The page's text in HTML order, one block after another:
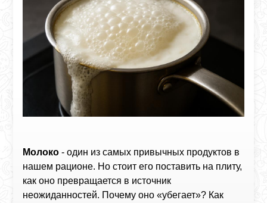
Молоко - один из самых привычных продуктов в
нашем рационе. Но стоит его поставить на плиту,
как оно превращается в источник
неожиданностей. Почему оно «убегает»? Как